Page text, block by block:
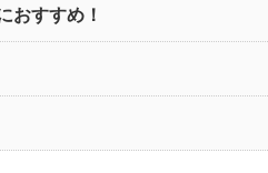
おすすめ！